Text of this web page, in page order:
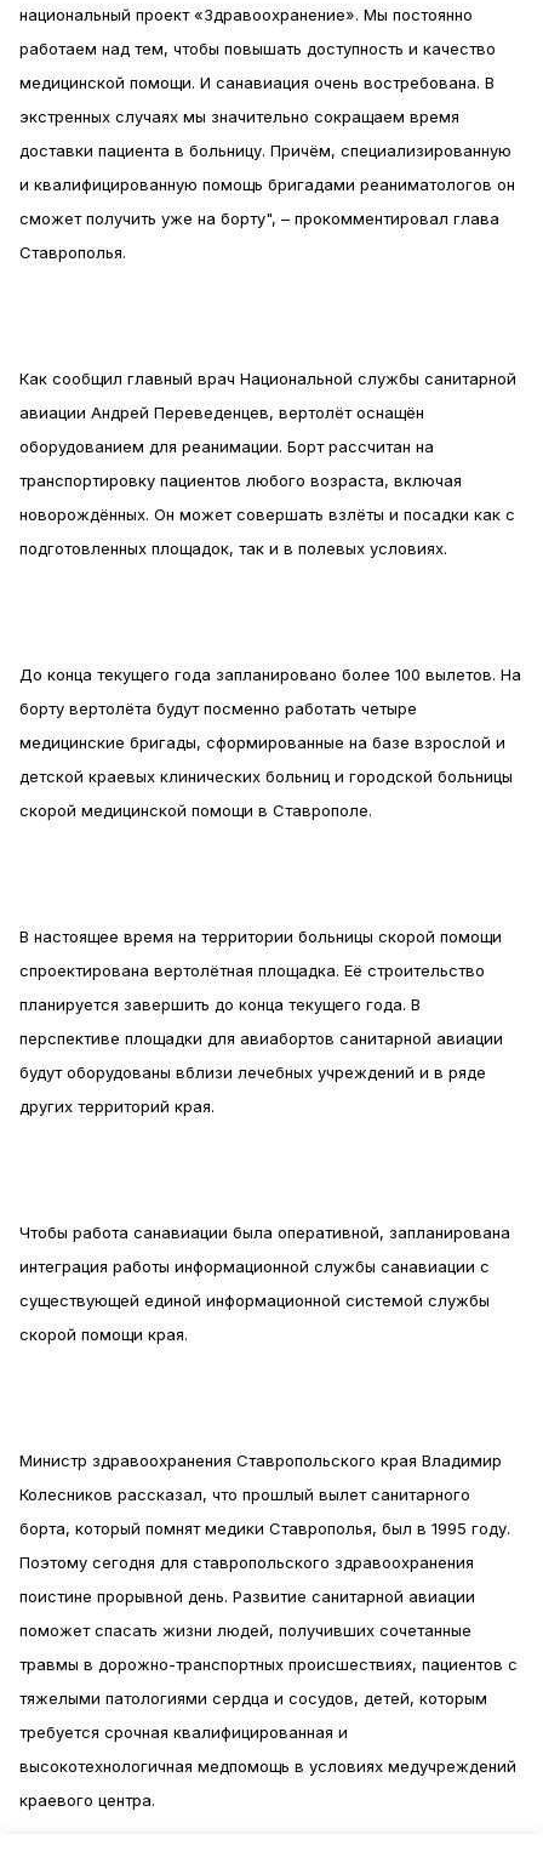
национальный проект «Здравоохранение». Мы постоянно
работаем над тем, чтобы повышать доступность и качество
медицинской помощи. И санавиация очень востребована. В
экстренных случаях мы значительно сокращаем время
доставки пациента в больницу. Причём, специализированную
и квалифицированную помощь бригадами реаниматологов он
сможет получить уже на борту", – прокомментировал глава
Ставрополья.
Как сообщил главный врач Национальной службы санитарной
авиации Андрей Переведенцев, вертолёт оснащён
оборудованием для реанимации. Борт рассчитан на
транспортировку пациентов любого возраста, включая
новорождённых. Он может совершать взлёты и посадки как с
подготовленных площадок, так и в полевых условиях.
До конца текущего года запланировано более 100 вылетов. На
борту вертолёта будут посменно работать четыре
медицинские бригады, сформированные на базе взрослой и
детской краевых клинических больниц и городской больницы
скорой медицинской помощи в Ставрополе.
В настоящее время на территории больницы скорой помощи
спроектирована вертолётная площадка. Её строительство
планируется завершить до конца текущего года. В
перспективе площадки для авиабортов санитарной авиации
будут оборудованы вблизи лечебных учреждений и в ряде
других территорий края.
Чтобы работа санавиации была оперативной, запланирована
интеграция работы информационной службы санавиации с
существующей единой информационной системой службы
скорой помощи края.
Министр здравоохранения Ставропольского края Владимир
Колесников рассказал, что прошлый вылет санитарного
борта, который помнят медики Ставрополья, был в 1995 году.
Поэтому сегодня для ставропольского здравоохранения
поистине прорывной день. Развитие санитарной авиации
поможет спасать жизни людей, получивших сочетанные
травмы в дорожно-транспортных происшествиях, пациентов с
тяжелыми патологиями сердца и сосудов, детей, которым
требуется срочная квалифицированная и
высокотехнологичная медпомощь в условиях медучреждений
краевого центра.